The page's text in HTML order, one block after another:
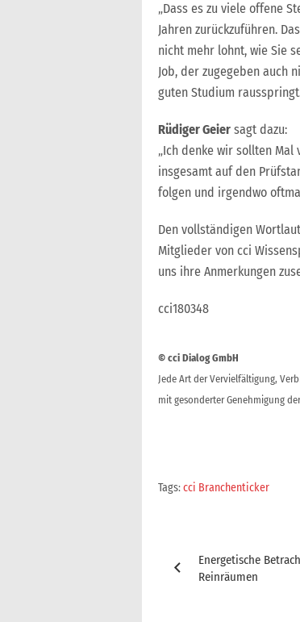
„Dass es zu viele offene
Jahren zurückzuführen.
nicht mehr lohnt, wie Sie
Job, der zugegeben auch
guten Studium
Rüdiger Geier sagt dazu:
„Ich denke wir sollten Mal
insgesamt auf den
folgen und irgendwo
Den vollständigen
Mitglieder von cci
uns ihre Anmerkungen
cci180348
© cci Dialog GmbH
Jede Art der Vervielfältigung,
mit gesonderter Genehmigung
Tags:cci Branchenticker
Energetische
Reinräumen